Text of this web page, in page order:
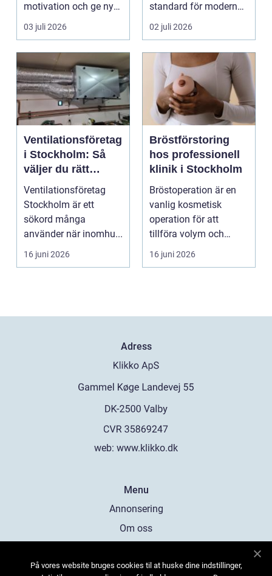
motivation och ge ny
energi till både chefe...
03 juli 2026
standard för modern
belysning. Fö...
02 juli 2026
Ventilationsföretag
i Stockholm: Så
väljer du rätt
partner för frisk
luft inomhus
Ventilationsföretag
Stockholm är ett
sökord många
använder när inomhu...
16 juni 2026
Bröstförstoring
hos professionell
klinik i Stockholm
Bröstoperation är en
vanlig kosmetisk
operation för att
tillföra volym och
skapa...
16 juni 2026
Adress
web: www.klikko.dk
Menu
Annonsering
Om oss
Kontakta oss
På vores website bruges cookies til at huske dine indstillinger,